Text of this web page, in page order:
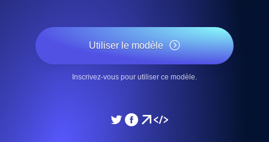
Utiliser le modèle
Inscrivez-vous pour utiliser ce modèle.